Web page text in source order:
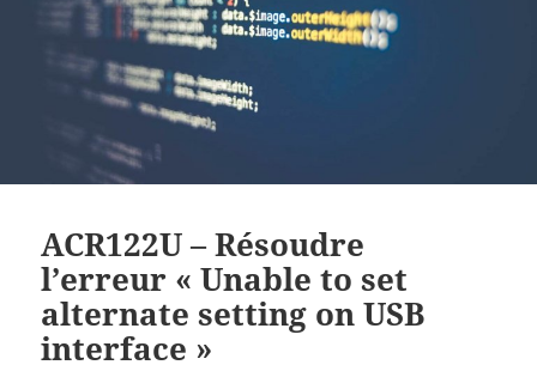
ACR122U – Résoudre
l’erreur « Unable to set
alternate setting on USB
interface »